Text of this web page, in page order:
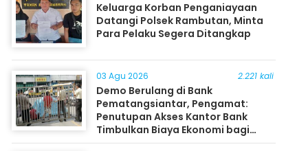
Keluarga Korban Penganiayaan
Datangi Polsek Rambutan, Minta
Para Pelaku Segera Ditangkap
03 Agu 2026 2.221 kali
Demo Berulang di Bank
Pematangsiantar, Pengamat:
Penutupan Akses Kantor Bank
Timbulkan Biaya Ekonomi bagi
Masyarakat